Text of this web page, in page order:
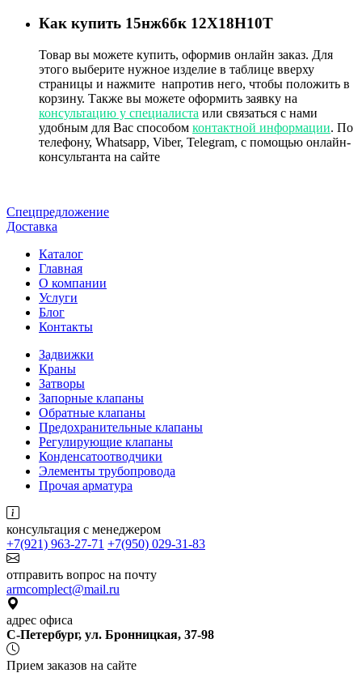
Как купить 15нж6бк 12Х18Н10Т
Товар вы можете купить, оформив онлайн заказ. Для
этого выберите нужное изделие в таблице вверху
страницы и нажмите напротив него, чтобы положить в
корзину. Также вы можете оформить заявку на
консультацию у специалиста или связаться с нами
удобным для Вас способом контактной информации. По
телефону, Whatsapp, Viber, Telegram, с помощью онлайн-
консультанта на сайте
Спецпредложение
Доставка
Каталог
Главная
О компании
Услуги
Блог
Контакты
Задвижки
Краны
Затворы
Запорные клапаны
Обратные клапаны
Предохранительные клапаны
Регулирующие клапаны
Конденсатоотводчики
Элементы трубопровода
Прочая арматура
консультация с менеджером
+7(921) 963-27-71 +7(950) 029-31-83
отправить вопрос на почту
armcomplect@mail.ru
адрес офиса
С-Петербург, ул. Бронницкая, 37-98
Прием заказов на сайте